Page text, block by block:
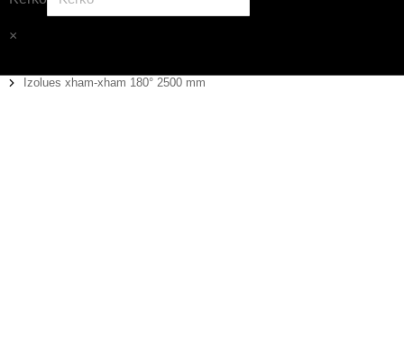
×
You are here:
Izolues xham-xham 180° 2500 mm